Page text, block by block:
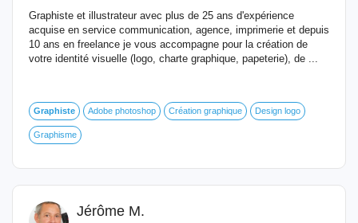
Graphiste et illustrateur avec plus de 25 ans d'expérience
acquise en service communication, agence, imprimerie et depuis
10 ans en freelance je vous accompagne pour la création de
votre identité visuelle (logo, charte graphique, papeterie), de ...
Graphiste Adobe photoshop Création graphique Design logo
Graphisme
Jérôme M.